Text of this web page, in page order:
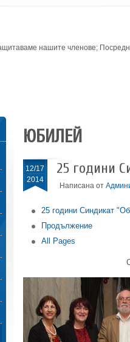
нашите членове;
ЮБИЛЕЙ
12/17
2014
25 години
Написана от
25 години Синдикат
Продължение
All Pages